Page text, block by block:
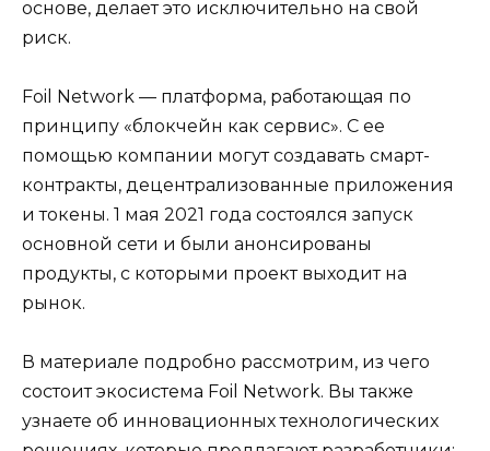
основе, делает это исключительно на свой
риск.
Foil Network — платформа, работающая по
принципу «блокчейн как сервис». С ее
помощью компании могут создавать смарт-
контракты, децентрализованные приложения
и токены. 1 мая 2021 года состоялся запуск
основной сети и были анонсированы
продукты, с которыми проект выходит на
рынок.
В материале подробно рассмотрим, из чего
состоит экосистема Foil Network. Вы также
узнаете об инновационных технологических